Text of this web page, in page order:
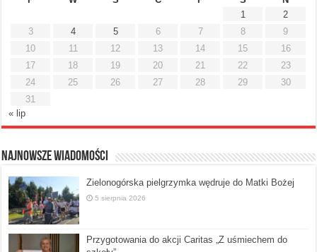
1
2
3
4 5 6 7 8
9
10
11 12 13 14 15
16
17
18 19 20 21 22
23
24
25 26 27 28 29
30
31
« lip
Najnowsze Wiadomości
Zielonogórska pielgrzymka wędruje do Matki Bożej
5 sierpnia 2026
Przygotowania do akcji Caritas „Z uśmiechem do